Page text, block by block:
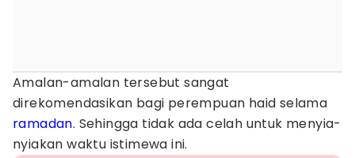
Amalan-amalan tersebut sangat
direkomendasikan bagi perempuan haid selama
ramadan. Sehingga tidak ada celah untuk menyia-
nyiakan waktu istimewa ini.